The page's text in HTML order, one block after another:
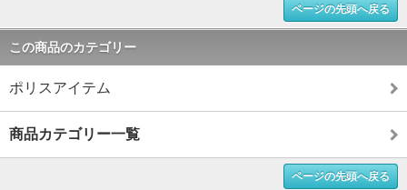
ページの先頭へ戻る
この商品のカテゴリー
ポリスアイテム
商品カテゴリー一覧
ページの先頭へ戻る